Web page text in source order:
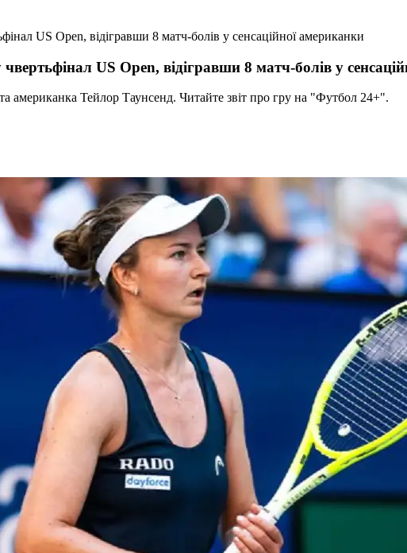
US Open, відігравши 8 матч-болів у сенсаційної американки
US Open, відігравши 8 матч-болів у
американка Тейлор Таунсенд. Читайте звіт про гру на "Футбол 24+".